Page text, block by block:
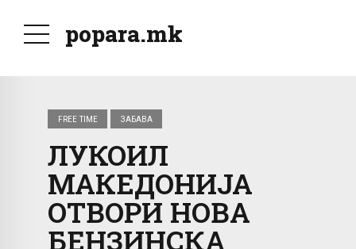
popara.mk
FREE TIME ЗАБАВА
ЛУКОИЛ
МАКЕДОНИЈА
ОТВОРИ НОВА
БЕНЗИНСКА